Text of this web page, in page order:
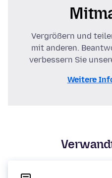
Vergrößern und
mit anderen.
verbessern Sie
Weitere